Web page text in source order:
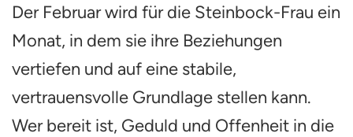
Der Februar wird für die Steinbock-Frau ein
Monat, in dem sie ihre Beziehungen
vertiefen und auf eine stabile,
vertrauensvolle Grundlage stellen kann.
Wer bereit ist, Geduld und Offenheit in die